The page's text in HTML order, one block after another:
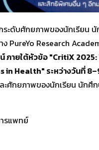
ดับศักยภาพของนักเรียน
PureYo Research
น์ ภายใต้หัวข้อ "CritiX
Health" ระหว่างวันที่
ศักยภาพของนักเรียน นักศึ
ารแพทย์